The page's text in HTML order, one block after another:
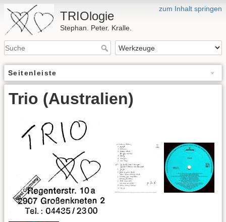
zum Inhalt springen
TRIOlogie
Stephan. Peter. Kralle.
Seitenleiste
Trio (Australien)